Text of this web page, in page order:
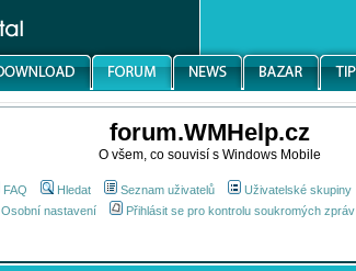
forum.WMHelp.cz
O všem, co souvisí s Windows Mobile
FAQ Hledat Seznam uživatelů Uživatelské skupiny
Osobní nastavení
Přihlásit se pro kontrolu soukromých zpráv